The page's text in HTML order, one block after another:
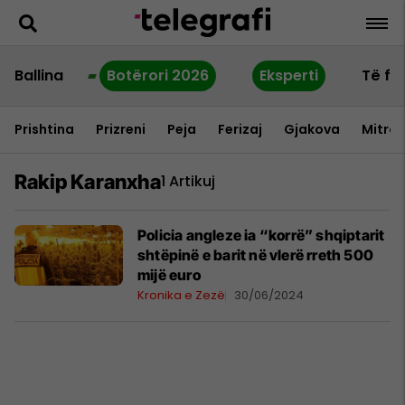
Ballina Botërori 2026 Eksperti Të
Prishtina Prizreni Peja Ferizaj Gjakova
Rakip Karanxha1 Artikuj
Policia angleze ia “korrë” shqiptarit
shtëpinë e barit në vlerë rreth 500
mijë euro
Kronika e Zezë 30/06/2024